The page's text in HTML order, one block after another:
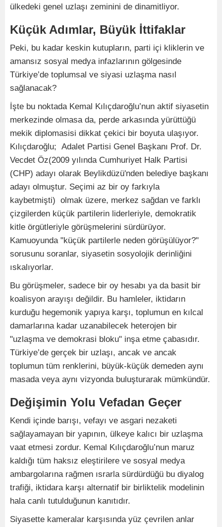
ülkedeki genel uzlaşı zeminini de dinamitliyor.
Küçük Adımlar, Büyük İttifaklar
Peki, bu kadar keskin kutupların, parti içi kliklerin ve
amansız sosyal medya infazlarının gölgesinde
Türkiye’de toplumsal ve siyasi uzlaşma nasıl
sağlanacak?
İşte bu noktada Kemal Kılıçdaroğlu’nun aktif siyasetin
merkezinde olmasa da, perde arkasında yürüttüğü
mekik diplomasisi dikkat çekici bir boyuta ulaşıyor.
Kılıçdaroğlu; Adalet Partisi Genel Başkanı Prof. Dr.
Vecdet Öz(2009 yılında Cumhuriyet Halk Partisi
(CHP) adayı olarak Beylikdüzü'nden belediye başkanı
adayı olmuştur. Seçimi az bir oy farkıyla
kaybetmişti) olmak üzere, merkez sağdan ve farklı
çizgilerden küçük partilerin liderleriyle, demokratik
kitle örgütleriyle görüşmelerini sürdürüyor.
Kamuoyunda "küçük partilerle neden görüşülüyor?"
sorusunu soranlar, siyasetin sosyolojik derinliğini
ıskalıyorlar.
Bu görüşmeler, sadece bir oy hesabı ya da basit bir
koalisyon arayışı değildir. Bu hamleler, iktidarın
kurduğu hegemonik yapıya karşı, toplumun en kılcal
damarlarına kadar uzanabilecek heterojen bir
"uzlaşma ve demokrasi bloku" inşa etme çabasıdır.
Türkiye’de gerçek bir uzlaşı, ancak ve ancak
toplumun tüm renklerini, büyük-küçük demeden aynı
masada veya aynı vizyonda buluşturarak mümkündür.
Değişimin Yolu Vefadan Geçer
Kendi içinde barışı, vefayı ve asgari nezaketi
sağlayamayan bir yapının, ülkeye kalıcı bir uzlaşma
vaat etmesi zordur. Kemal Kılıçdaroğlu’nun maruz
kaldığı tüm haksız eleştirilere ve sosyal medya
ambargolarına rağmen ısrarla sürdürdüğü bu diyalog
trafiği, iktidara karşı alternatif bir birliktelik modelinin
hala canlı tutulduğunun kanıtıdır.
Siyasette kameralar karşısında yüz çevrilen anlar